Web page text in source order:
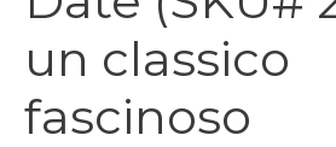
un classico
fascinoso